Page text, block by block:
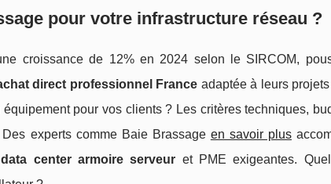
pour votre infrastructure réseau ?
croissance de 12% en 2024 selon le SIRCOM,
direct professionnel France adaptée à leurs
pour vos clients ? Les critères techniques,
experts comme Baie Brassage en savoir plus
data center armoire serveur et PME exigeantes.